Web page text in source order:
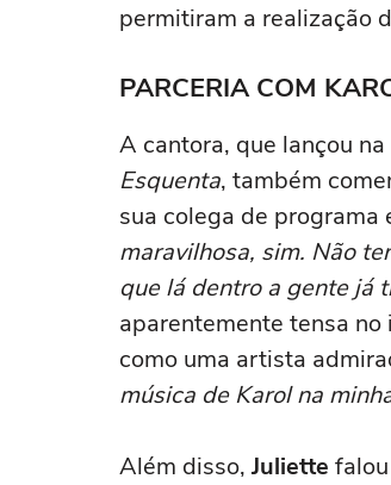
permitiram a realização
PARCERIA COM
A cantora, que lançou
Esquenta, também
sua colega de programa
maravilhosa, sim. Não
que lá dentro a gente já
aparentemente tensa
como uma artista
música de Karol na
Além disso, Juliette